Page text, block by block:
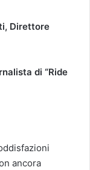
Direttore
di “Ride
ancora